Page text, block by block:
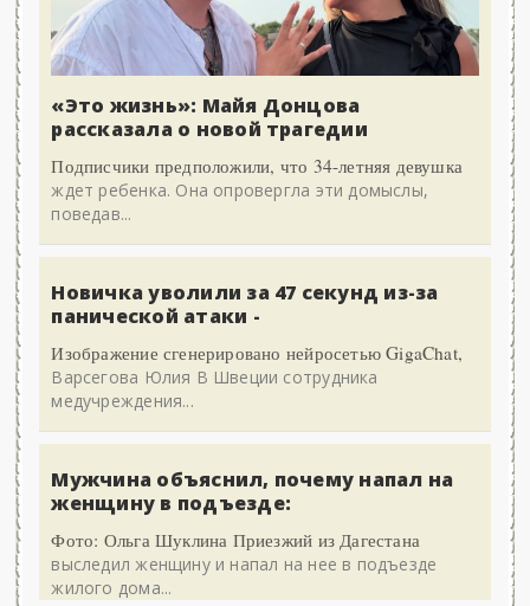
«Это жизнь»: Майя Донцова
рассказала о новой трагедии
Подписчики предположили, что 34-летняя девушка
ждет ребенка. Она опровергла эти домыслы,
поведав...
Новичка уволили за 47 секунд из-за
панической атаки -
Изображение сгенерировано нейросетью GigaChat,
Варсегова Юлия В Швеции сотрудника
медучреждения...
Мужчина объяснил, почему напал на
женщину в подъезде:
Фото: Ольга Шуклина Приезжий из Дагестана
выследил женщину и напал на нее в подъезде
жилого дома...